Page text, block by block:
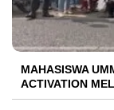
MAHASISWA
ACTIVATION